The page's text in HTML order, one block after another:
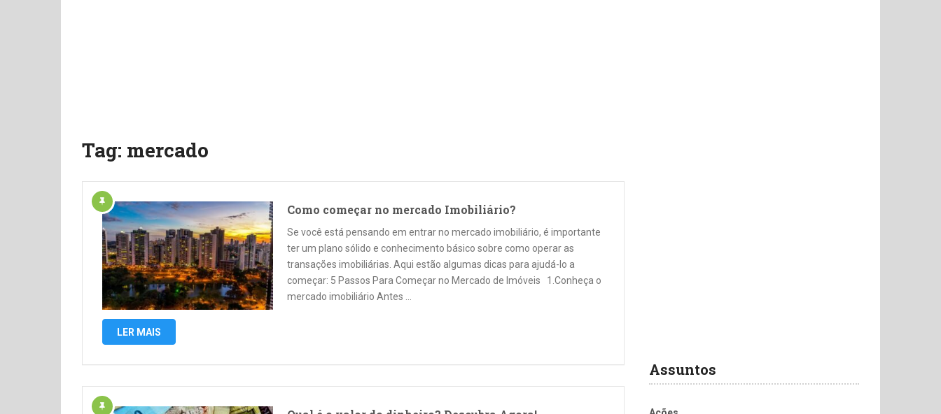
Tag: mercado
Como começar no mercado Imobiliário?
Se você está pensando em entrar no mercado imobiliário, é importante
ter um plano sólido e conhecimento básico sobre como operar as
transações imobiliárias. Aqui estão algumas dicas para ajudá-lo a
começar: 5 Passos Para Começar no Mercado de Imóveis 1.Conheça o
mercado imobiliário Antes …
LER MAIS
Assuntos